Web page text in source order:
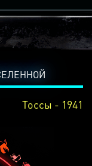
Тоссы - 1941